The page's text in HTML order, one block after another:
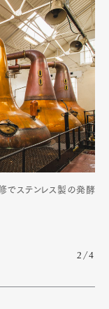
でステンレス製の発酵
2/4